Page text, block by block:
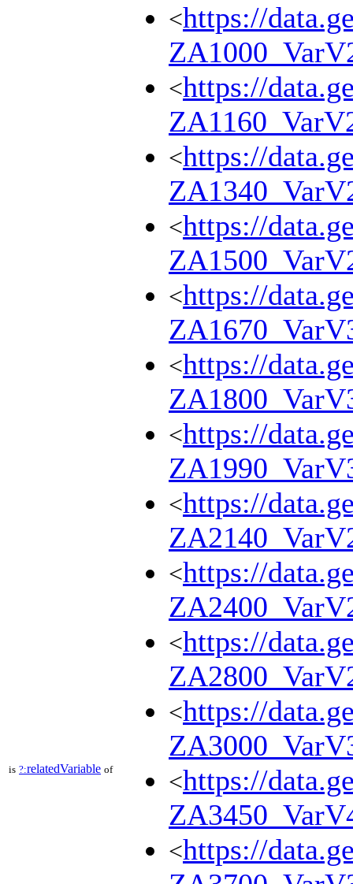
is ?:relatedVariable of
<https://
<https://
<https://
<https://
<https://
<https://
<https://
<https://
<https://
<https://
<https://
<https://
<https://